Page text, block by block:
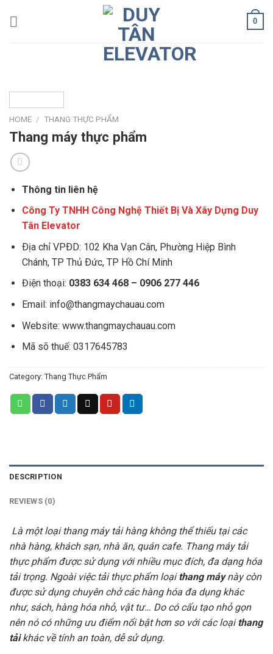
0
HOME / THANG THỰC PHẨM
Thang máy thực phẩm
Thông tin liên hệ
Công Ty TNHH Công Nghệ Thiết Bị Và Xây Dựng Duy
Tân Elevator
Ðịa chỉ VPÐD: 102 Kha Vạn Cân, Phường Hiệp Bình
Chánh, TP Thủ Ðức, TP Hồ Chí Minh
Điện thoại: 0383 634 468 – 0906 277 446
Email: info@thangmaychauau.com
Website: www.thangmaychauau.com
Mã sõ thuế: 0317645783
Category: Thang Thực Phẩm
DESCRIPTION
REVIEWS (0)
Là một loại thang máy tải hàng không thể thiếu tại các
nhà hàng, khách sạn, nhà ăn, quán cafe. Thang máy tải
thực phẩm được sử dụng với nhiều mục đích, đa dạng hóa
tải trọng. Ngoài việc tải thực phẩm loạithang máynày còn
được sử dụng chuyên chở các hàng hóa đa dụng khác
như, sách, hàng hóa nhỏ, vật tư… Do có cấu tạo nhỏ gọn
nên nó có những ưu điểm nổi bật hơn so với các loạithang
tảikhác về tính an toàn, dễ sử dụng.